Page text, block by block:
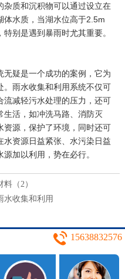
杂质和沉积物可以通过设立在
体水质，当湖水位高于2.5m
别是遇到暴雨时尤其重要。
疑是一个成功的案例，它为
。雨水收集和利用系统不仅可
流减轻污水处理的压力，还可
生活，如冲洗马路、消防灭
资源，保护了环境，同时还可
水资源日益紧张、水污染日益
加以利用，势在必行。
（2）
水收集和利用
15638832576